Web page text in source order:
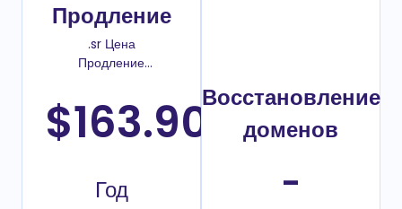
Продление
.sr Цена
Продление
$163.90
Год
Восстановление
доменов
-